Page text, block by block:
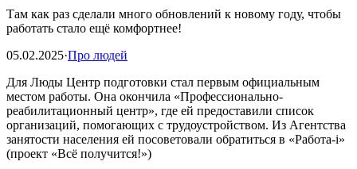
Там как раз сделали много обновлений к новому году, чтобы
работать стало ещё комфортнее!
05.02.2025·Про людей
Для Люды Центр подготовки стал первым официальным
местом работы. Она окончила «Профессионально-
реабилитационный центр», где ей предоставили список
организаций, помогающих с трудоустройством. Из Агентства
занятости населения ей посоветовали обратиться в «Работа-i»
(проект «Всё получится!»)